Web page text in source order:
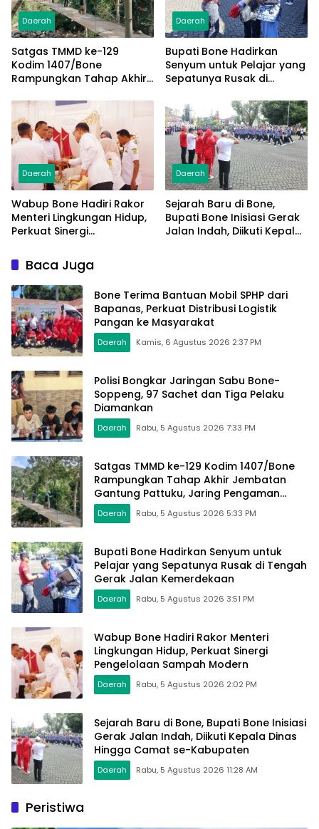
Daerah
Satgas TMMD ke-129
Kodim 1407/Bone
Rampungkan Tahap Akhir
Pattuku, Jaring Pengaman
Mulai Terpasang
Daerah
Bupati Bone Hadirkan
Senyum untuk Pelajar yang
Sepatunya Rusak di
Kemerdekaan
Daerah
Wabup Bone Hadiri Rakor
Menteri Lingkungan Hidup,
Perkuat Sinergi
Modern
Daerah
Sejarah Baru di Bone,
Bupati Bone Inisiasi Gerak
Jalan Indah, Diikuti Kepala
Baca Juga
Bone Terima Bantuan Mobil SPHP dari
Bapanas, Perkuat Distribusi Logistik
Pangan ke Masyarakat
Daerah Kamis, 6 Agustus 2026 2:37 PM
Polisi Bongkar Jaringan Sabu Bone-
Soppeng, 97 Sachet dan Tiga Pelaku
Diamankan
Daerah Rabu, 5 Agustus 2026 7:33 PM
Satgas TMMD ke-129 Kodim 1407/Bone
Rampungkan Tahap Akhir Jembatan
Gantung Pattuku, Jaring Pengaman
Mulai Terpasang
Daerah Rabu, 5 Agustus 2026 5:33 PM
Bupati Bone Hadirkan Senyum untuk
Pelajar yang Sepatunya Rusak di Tengah
Gerak Jalan Kemerdekaan
Daerah Rabu, 5 Agustus 2026 3:51 PM
Wabup Bone Hadiri Rakor Menteri
Lingkungan Hidup, Perkuat Sinergi
Pengelolaan Sampah Modern
Daerah Rabu, 5 Agustus 2026 2:02 PM
Sejarah Baru di Bone, Bupati Bone Inisiasi
Gerak Jalan Indah, Diikuti Kepala Dinas
Hingga Camat se-Kabupaten
Daerah Rabu, 5 Agustus 2026 11:28 AM
Peristiwa